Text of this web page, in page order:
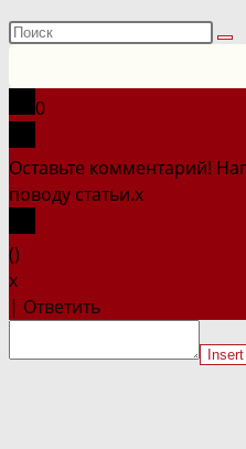
Поиск
сайте
0
Оставьте комментарий!
поводу статьи.x
()
x
| Ответить
Insert